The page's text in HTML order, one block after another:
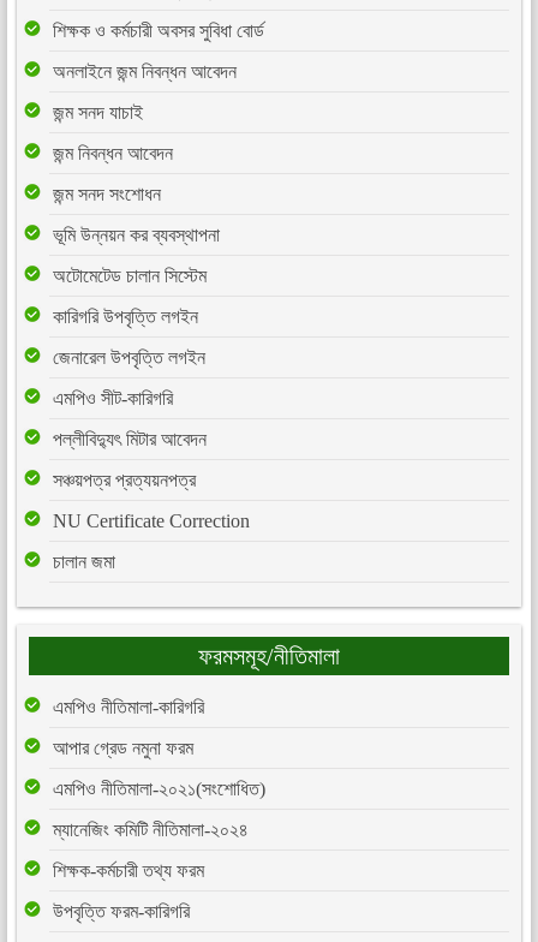
শিক্ষক ও কর্মচারী অবসর সুবিধা বোর্ড
অনলাইনে জন্ম নিবন্ধন আবেদন
জন্ম সনদ যাচাই
জন্ম নিবন্ধন আবেদন
জন্ম সনদ সংশোধন
ভূমি উন্নয়ন কর ব্যবস্থাপনা
অটোমেটেড চালান সিস্টেম
কারিগরি উপবৃত্তি লগইন
জেনারেল উপবৃত্তি লগইন
এমপিও সীট-কারিগরি
পল্লীবিদ্যুৎ মিটার আবেদন
সঞ্চয়পত্র প্রত্যয়নপত্র
NU Certificate Correction
চালান জমা
ফরমসমূহ/নীতিমালা
এমপিও নীতিমালা-কারিগরি
আপার গ্রেড নমুনা ফরম
এমপিও নীতিমালা-২০২১(সংশোধিত)
ম্যানেজিং কমিটি নীতিমালা-২০২৪
শিক্ষক-কর্মচারী তথ্য ফরম
উপবৃত্তি ফরম-কারিগরি